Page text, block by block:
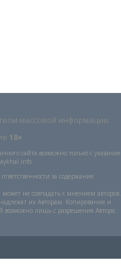
массовой информации.
18+
сайта возможно только с
за содержание
не совпадать с мнением авторов.
их Авторам. Копирование и
возможно лишь с разрешения Автора.